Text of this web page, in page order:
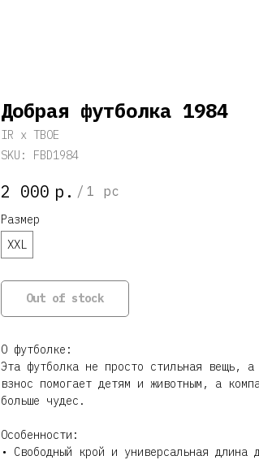
Добрая футболка 1984
IR x ТВОЕ
SKU: FBD1984
2 000 р. / 1 pc
Размер
XXL
Out of stock
О футболке:
Эта футболка не просто стильная вещь,
взнос помогает детям и животным, а
больше чудес.
Особенности:
• Свободный крой и универсальная длина